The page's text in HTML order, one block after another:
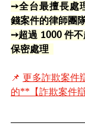
➙全台最擅長處
錢案件的律師團
➙超過 1000 件不
保密處理
📌 更多詐欺案件
的**【詐欺案件